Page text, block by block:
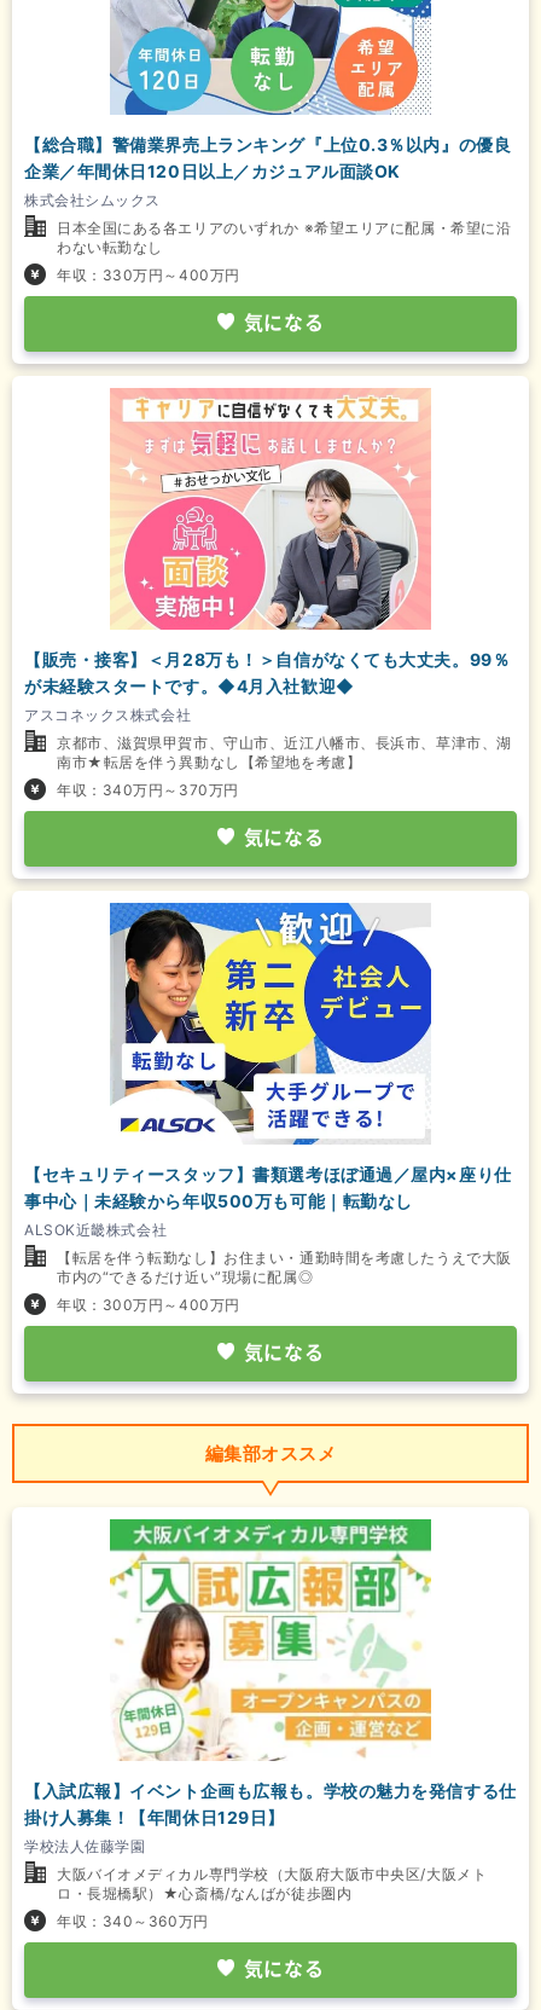
【総合職】警備業界売上ランキング『上位0.3％以内』の優良
企業／年間休日120日以上／カジュアル面談OK
株式会社シムックス
日本全国にある各エリアのいずれか ※希望エリアに配属・希望に沿
わない転勤なし
年収：330万円～400万円
気になる
【販売・接客】＜月28万も！＞自信がなくても大丈夫。99％
が未経験スタートです。◆4月入社歓迎◆
アスコネックス株式会社
京都市、滋賀県甲賀市、守山市、近江八幡市、長浜市、草津市、湖
南市★転居を伴う異動なし【希望地を考慮】
年収：340万円～370万円
気になる
【セキュリティースタッフ】書類選考ほぼ通過／屋内×座り仕
事中心｜未経験から年収500万も可能｜転勤なし
ALSOK近畿株式会社
【転居を伴う転勤なし】お住まい・通勤時間を考慮したうえで大阪
市内の“できるだけ近い”現場に配属◎
年収：300万円～400万円
気になる
編集部オススメ
【入試広報】イベント企画も広報も。学校の魅力を発信する仕
掛け人募集！【年間休日129日】
学校法人佐藤学園
大阪バイオメディカル専門学校（大阪府大阪市中央区/大阪メト
ロ・長堀橋駅）★心斎橋/なんばが徒歩圏内
年収：340～360万円
気になる